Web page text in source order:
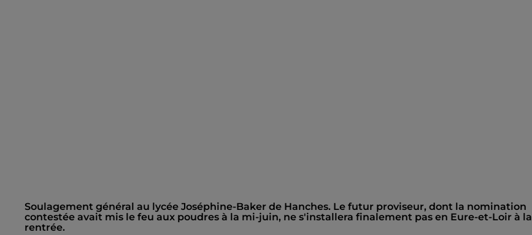
Soulagement général au lycée Joséphine-Baker de Hanches. Le futur proviseur, dont la nomination
contestée avait mis le feu aux poudres à la mi-juin, ne s'installera finalement pas en Eure-et-Loir à la
rentrée.